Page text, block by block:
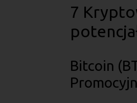
7
Bitcoin